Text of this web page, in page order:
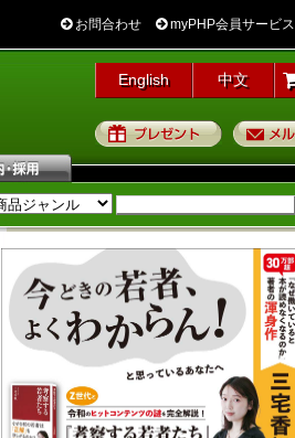
お問合わせ myPHP会員サービス
English 中文
プレゼント